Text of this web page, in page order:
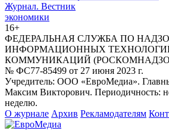
Журнал. Вестник
экономики
16+
ФЕДЕРАЛЬНАЯ СЛУЖБА ПО
ИНФОРМАЦИОННЫХ
КОММУНИКАЦИЙ
№ ФС77-85499 от 27 июня 2023 г.
Учредитель: ООО «ЕвроМедиа».
Максим Викторович. Периодичность:
неделю.
О журнале Архив Рекламодателям